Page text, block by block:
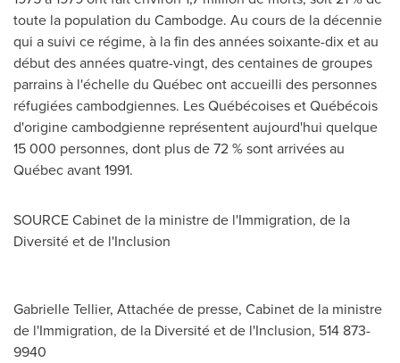
toute la population du Cambodge. Au cours de la décennie
qui a suivi ce régime, à la fin des années soixante-dix et au
début des années quatre-vingt, des centaines de groupes
parrains à l'échelle du Québec ont accueilli des personnes
réfugiées cambodgiennes. Les Québécoises et Québécois
d'origine cambodgienne représentent aujourd'hui quelque
15 000 personnes, dont plus de 72 % sont arrivées au
Québec avant 1991.
SOURCE Cabinet de la ministre de l'Immigration, de la
Diversité et de l'Inclusion
Gabrielle Tellier, Attachée de presse, Cabinet de la ministre
de l'Immigration, de la Diversité et de l'Inclusion, 514 873-
9940